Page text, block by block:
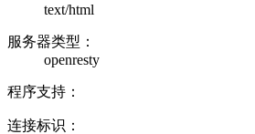
text/html
服务器类型：
openresty
程序支持：
连接标识：